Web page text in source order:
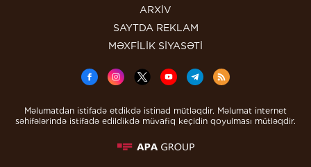
ARXİV
SAYTDA REKLAM
MƏXFİLİK SİYASƏTİ
Məlumatdan istifadə etdikdə istinad mütləqdir. Məlumat internet
səhifələrində istifadə edildikdə müvafiq keçidin qoyulması mütləqdir.